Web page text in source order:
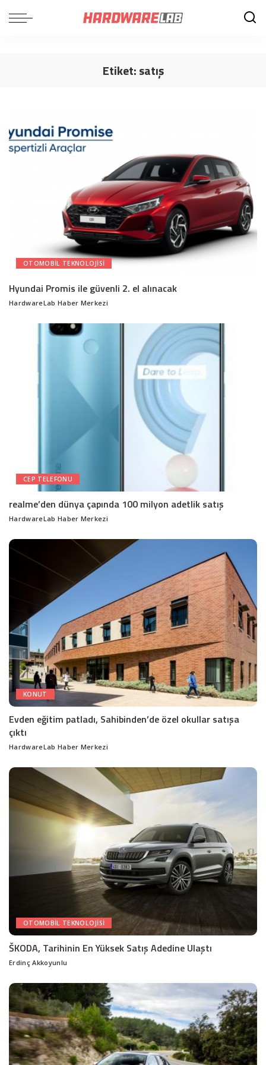
Etiket:satış
OTOMOBIL TEKNOLOJISI
Hyundai Promis ile güvenli 2. el alınacak
Posted
HardwareLab Haber Merkezi
CEP TELEFONU
realme’den dünya çapında 100 milyon adetlik satış
Posted
HardwareLab Haber Merkezi
KONUT
Evden eğitim patladı, Sahibinden’de özel okullar satışa
çıktı
Posted
HardwareLab Haber Merkezi
OTOMOBIL TEKNOLOJISI
ŠKODA, Tarihinin En Yüksek Satış Adedine Ulaştı
Posted
Erdinç Akkoyunlu